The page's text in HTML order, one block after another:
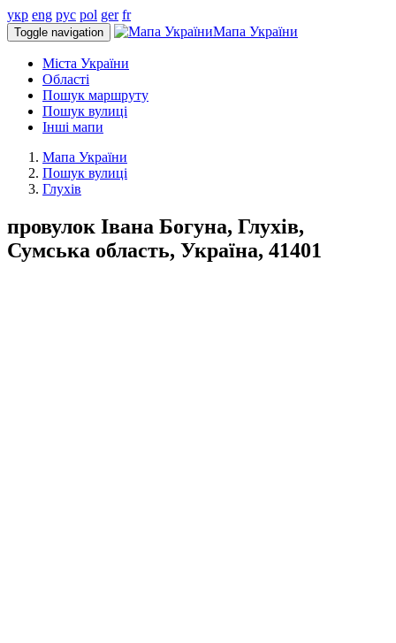
укр eng рус pol ger fr
Toggle navigation Мапа України
Міста України
Області
Пошук маршруту
Пошук вулиці
Інші мапи
Мапа України
Пошук вулиці
Глухів
провулок Івана Богуна, Глухів,
Сумська область, Україна, 41401